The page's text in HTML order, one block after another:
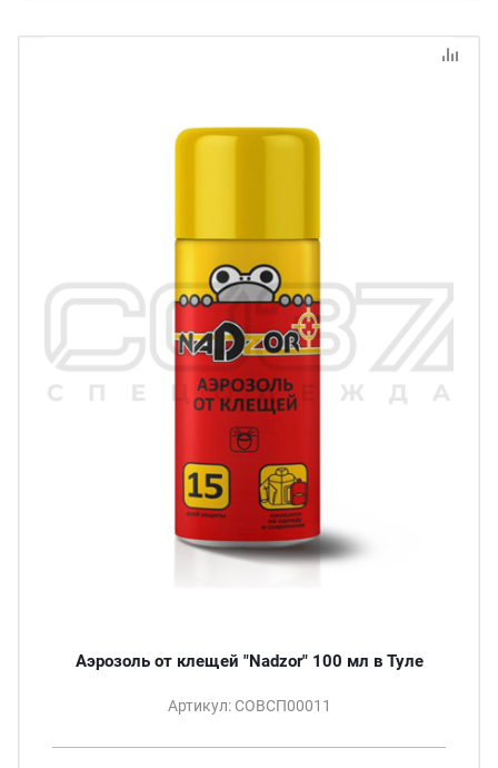
Аэрозоль от клещей "Nadzor" 100 мл в Туле
Артикул: СОВСП00011